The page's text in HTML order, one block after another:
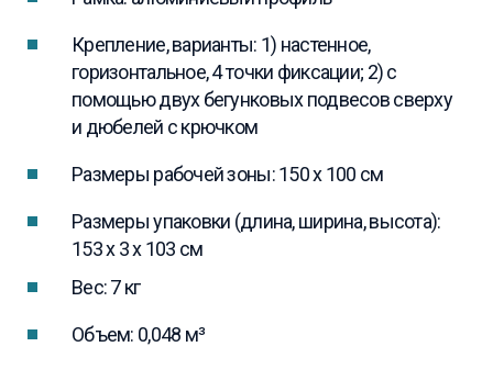
Крепление, варианты: 1) настенное,
горизонтальное, 4 точки фиксации; 2) с
помощью двух бегунковых подвесов сверху
и дюбелей с крючком
Размеры рабочей зоны: 150 x 100 см
Размеры упаковки (длина, ширина, высота):
153 x 3 x 103 см
Вес: 7 кг
Объем: 0,048 м³